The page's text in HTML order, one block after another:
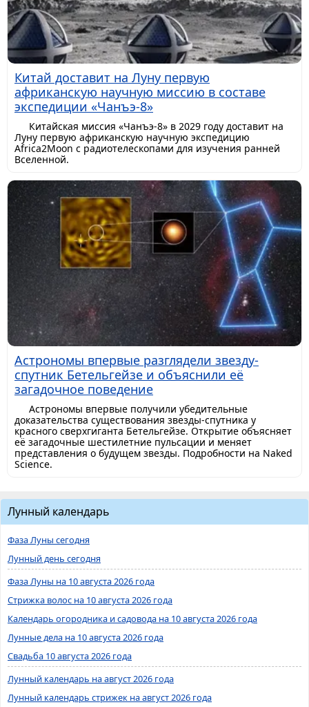
Китай доставит на Луну первую
африканскую научную миссию в составе
экспедиции «Чанъэ-8»
Китайская миссия «Чанъэ-8» в 2029 году доставит на
Луну первую африканскую научную экспедицию
Africa2Moon с радиотелескопами для изучения ранней
Вселенной.
Астрономы впервые разглядели звезду-
спутник Бетельгейзе и объяснили её
загадочное поведение
Астрономы впервые получили убедительные
доказательства существования звезды-спутника у
красного сверхгиганта Бетельгейзе. Открытие объясняет
её загадочные шестилетние пульсации и меняет
представления о будущем звезды. Подробности на Naked
Science.
Лунный календарь
Фаза Луны сегодня
Лунный день сегодня
Фаза Луны на 10 августа 2026 года
Стрижка волос на 10 августа 2026 года
Календарь огородника и садовода на 10 августа 2026 года
Лунные дела на 10 августа 2026 года
Свадьба 10 августа 2026 года
Лунный календарь на август 2026 года
Лунный календарь стрижек на август 2026 года